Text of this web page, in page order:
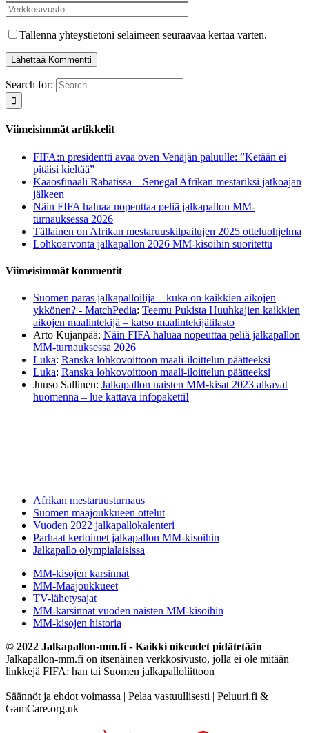
Tallenna yhteystietoni selaimeen seuraavaa kertaa varten.
Search for:
Viimeisimmät artikkelit
FIFA:n presidentti avaa oven Venäjän paluulle: ”Ketään ei
pitäisi kieltää”
Kaaosfinaali Rabatissa – Senegal Afrikan mestariksi jatkoajan
jälkeen
Näin FIFA haluaa nopeuttaa peliä jalkapallon MM-
turnauksessa 2026
Tällainen on Afrikan mestaruuskilpailujen 2025 otteluohjelma
Lohkoarvonta jalkapallon 2026 MM-kisoihin suoritettu
Viimeisimmät kommentit
Suomen paras jalkapalloilija – kuka on kaikkien aikojen
ykkönen? - MatchPedia: Teemu Pukista Huuhkajien kaikkien
aikojen maalintekijä – katso maalintekijätilasto
Arto Kujanpää: Näin FIFA haluaa nopeuttaa peliä jalkapallon
MM-turnauksessa 2026
Luka: Ranska lohkovoittoon maali-iloittelun päätteeksi
Luka: Ranska lohkovoittoon maali-iloittelun päätteeksi
Juuso Sallinen: Jalkapallon naisten MM-kisat 2023 alkavat
huomenna – lue kattava infopaketti!
Afrikan mestaruusturnaus
Suomen maajoukkueen ottelut
Vuoden 2022 jalkapallokalenteri
Parhaat kertoimet jalkapallon MM-kisoihin
Jalkapallo olympialaisissa
MM-kisojen karsinnat
MM-Maajoukkueet
TV-lähetysajat
MM-karsinnat vuoden naisten MM-kisoihin
MM-kisojen historia
© 2022 Jalkapallon-mm.fi - Kaikki oikeudet pidätetään |
Jalkapallon-mm.fi on itsenäinen verkkosivusto, jolla ei ole mitään
linkkejä FIFA: han tai Suomen jalkapalloliittoon
Säännöt ja ehdot voimassa | Pelaa vastuullisesti | Peluuri.fi &
GamCare.org.uk